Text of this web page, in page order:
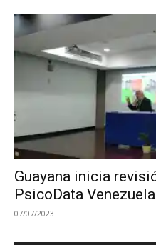
Guayana inicia
PsicoData
07/07/2023